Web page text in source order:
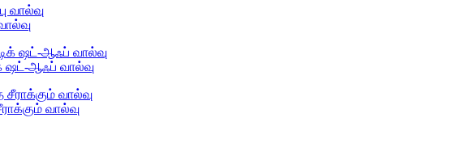
ஷட்-ஆஃப் வால்வு
வால்வு